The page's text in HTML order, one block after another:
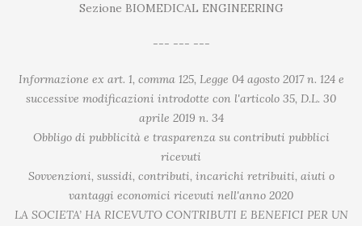
Sezione BIOMEDICAL ENGINEERING
--- --- ---
Informazione ex art. 1, comma 125, Legge 04 agosto 2017 n. 124 e
successive modificazioni introdotte con l'articolo 35, D.L. 30
aprile 2019 n. 34
Obbligo di pubblicità e trasparenza su contributi pubblici
ricevuti
Sovvenzioni, sussidi, contributi, incarichi retribuiti, aiuti o
vantaggi economici ricevuti nell'anno 2020
LA SOCIETA’ HA RICEVUTO CONTRIBUTI E BENEFICI PER UN